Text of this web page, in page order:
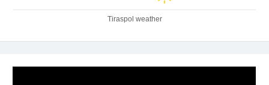
Tiraspol weather